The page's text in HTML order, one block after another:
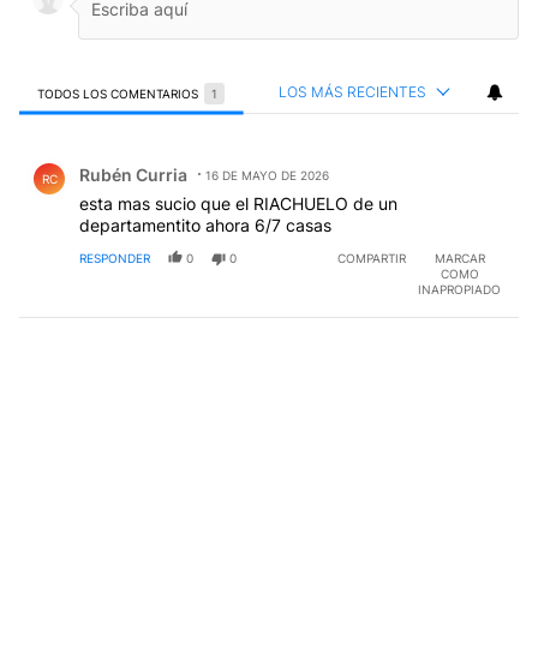
TODOS LOS COMENTARIOS 1 LOS MÁS RECIENTES
RC Rubén Curria 16 DE MAYO DE 2026
esta mas sucio que el RIACHUELO de un
departamentito ahora 6/7 casas
RESPONDER 0 0 COMPARTIR
MARCAR
COMO
INAPROPIADO